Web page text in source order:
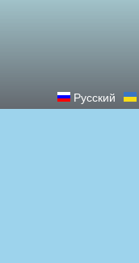
Русский